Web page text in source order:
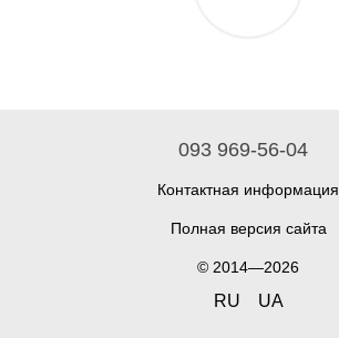
093 969-56-04
Контактная информация
Полная версия сайта
© 2014—2026
RU UA